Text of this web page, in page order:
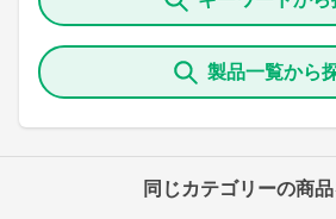
製品一覧から
同じカテゴリーの商